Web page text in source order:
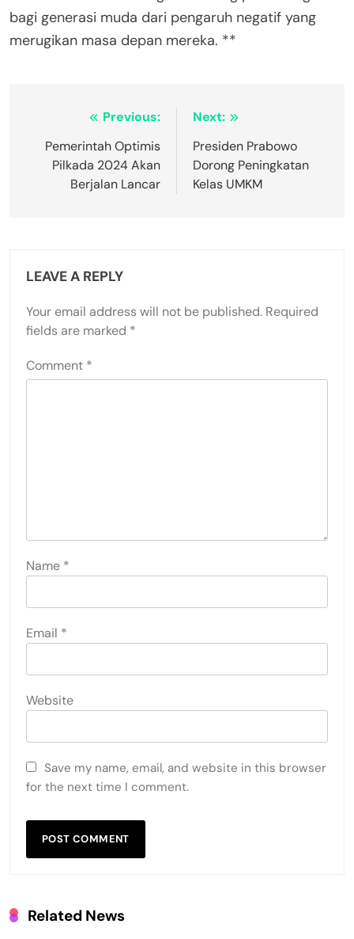
bagi generasi muda dari pengaruh negatif yang
merugikan masa depan mereka. **
navigation
Previous:
Pemerintah Optimis
Pilkada 2024 Akan
Berjalan Lancar
Next:
Presiden Prabowo
Dorong Peningkatan
Kelas UMKM
LEAVE A REPLY
Your email address will not be published. Required
fields are marked *
Comment *
Name *
Email *
Website
Save my name, email, and website in this browser
for the next time I comment.
Related News